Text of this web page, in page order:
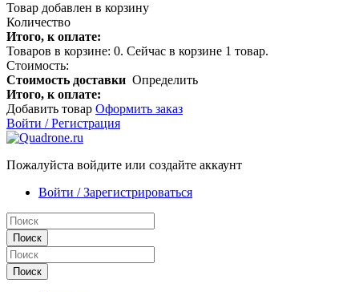
Товар добавлен в корзину
Количество
Итого, к оплате:
Товаров в корзине: 0. Сейчас в корзине 1 товар.
Стоимость:
Стоимость доставки Определить
Итого, к оплате:
Добавить товар Оформить заказ
Войти / Регистрация
Пожалуйста войдите или создайте аккаунт
Войти / Зарегистрироваться
Поиск
Поиск